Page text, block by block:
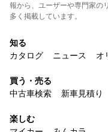
報から、ユーザーや専門家の
多く掲載しています。
知る
カタログ
ニュース オ
買う・売る
中古車検索
新車見積り
楽しむ